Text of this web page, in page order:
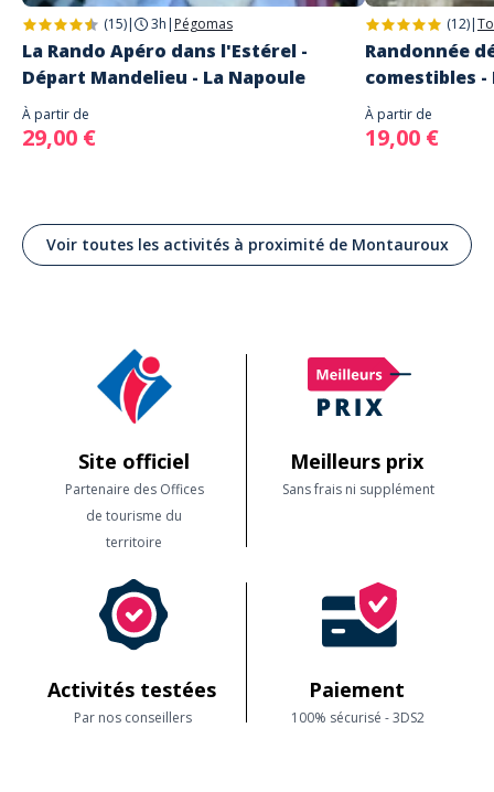
(15)| 3h | Pégomas
La Rando Apéro dans l'Estérel -
Départ Mandelieu - La Napoule
À partir de
29,00 €
(12)|
Randonnée
comestibles -
À partir de
19,00 €
Voir toutes les activités à proximité de Montauroux
Site officiel
Partenaire des Offices
de tourisme du
territoire
Meilleurs prix
Sans frais ni supplément
Activités testées
Par nos conseillers
Paiement
100% sécurisé - 3DS2